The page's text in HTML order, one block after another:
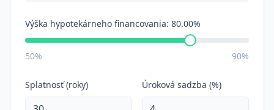
Výška hypotekárneho financovania: 80.00%
50% 90%
Splatnosť (roky) Úroková sadzba (%)